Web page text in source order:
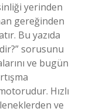
yerinden
gereğinden
Bu yazıda
sorusunu
ve bugün
Hızlı
ve